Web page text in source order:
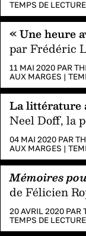
TEMPS DE
« Une heure
par Frédéric
11 MAI 2020 PAR
AUX MARGES |
La littérature
Neel Doff, la
04 MAI 2020 PAR
AUX MARGES |
Mémoires
de Félicien
20 AVRIL 2020 PAR
TEMPS DE